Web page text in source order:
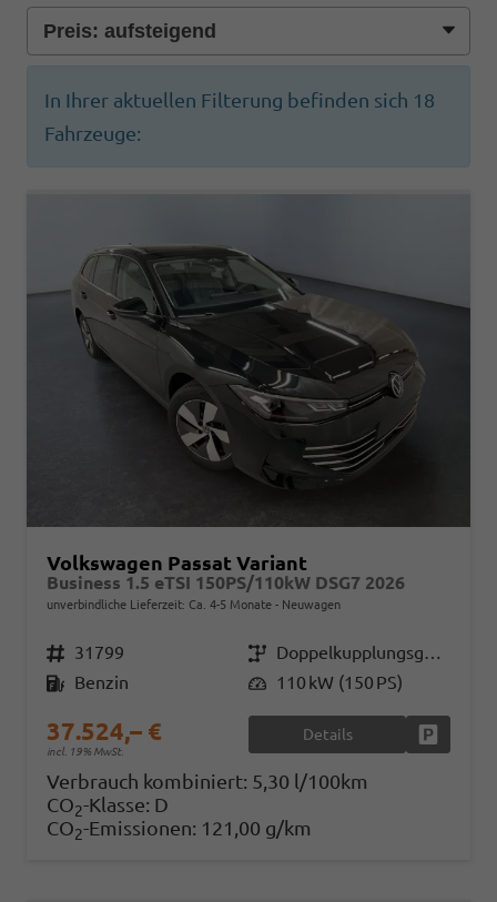
In Ihrer aktuellen Filterung befinden sich 18
Fahrzeuge:
Volkswagen Passat Variant
Business 1.5 eTSI 150PS/110kW DSG7 2026
unverbindliche Lieferzeit: Ca. 4-5 Monate Neuwagen
Fahrzeugnr. 31799 Getriebe
Doppelkupplungsgetriebe (DSG)
Kraftstoff Benzin Leistung 110 kW (150 PS)
37.524,– €
incl. 19% MwSt.
Details
Verbrauch kombiniert: 5,30 l/100km
CO2-Klasse: D
CO2-Emissionen: 121,00 g/km